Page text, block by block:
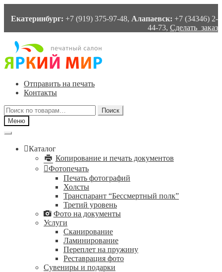
Екатеринбург: +7 (919) 375-97-48, Алапаевск: +7 (34346) 2-
44-73, Сделать заказ
Перейти
навигации
Перейти
содержимому
Отправить на печать
Контакты
Искать:
Поиск
Меню
Каталог
Копирование и печать документов
Фотопечать
Печать фотографий
Холсты
Транспарант “Бессмертный полк”
Третий уровень
Фото на документы
Услуги
Сканирование
Ламинирование
Переплет на пружину
Реставрация фото
Сувениры и подарки